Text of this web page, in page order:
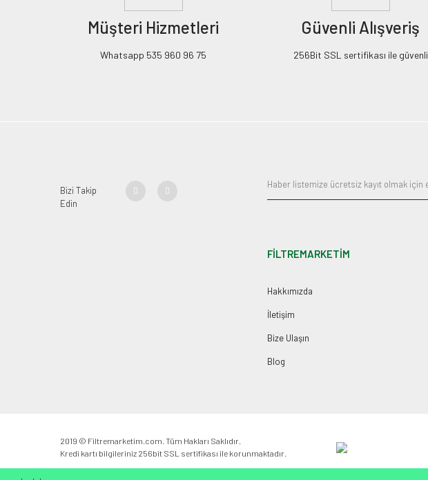
Müşteri Hizmetleri
Whatsapp 535 960 96 75
Güvenli Alışveriş
256Bit SSL sertifikası ile güvenli
Bizi Takip
Edin
FİLTREMARKETİM
Hakkımızda
İletişim
Bize Ulaşın
Blog
2019 © Filtremarketim.com. Tüm Hakları Saklıdır.
Kredi kartı bilgileriniz 256bit SSL sertifikası ile korunmaktadır.